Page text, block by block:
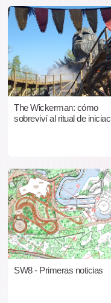
The Wickerman: cómo
sobreviví al ritual de
SW8 - Primeras noticias